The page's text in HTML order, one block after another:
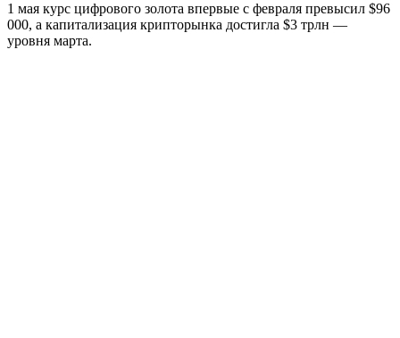
1 мая курс цифрового золота впервые с февраля превысил $96
000, а капитализация крипторынка достигла $3 трлн —
уровня марта.